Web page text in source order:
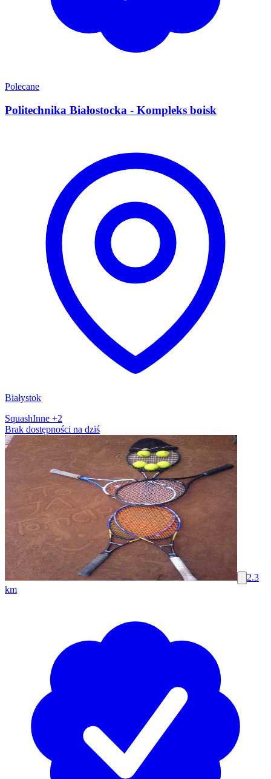
Polecane
Politechnika Białostocka - Kompleks boisk
Białystok
SquashInne +2
Brak dostępności na dziś
2.3
km